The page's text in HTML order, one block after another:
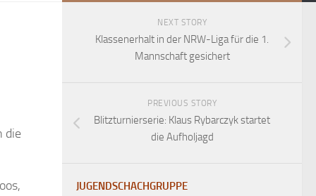
die
NEXT STORY
Klassenerhalt in der NRW-Liga für die 1.
Mannschaft gesichert
PREVIOUS STORY
Blitzturnierserie: Klaus Rybarczyk startet
die Aufholjagd
JUGENDSCHACHGRUPPE